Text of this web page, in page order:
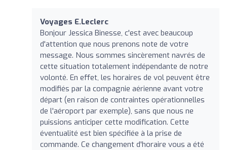
Voyages E.Leclerc
Bonjour Jessica Binesse, c'est avec beaucoup
d'attention que nous prenons note de votre
message. Nous sommes sincèrement navrés de
cette situation totalement indépendante de notre
volonté. En effet, les horaires de vol peuvent être
modifiés par la compagnie aérienne avant votre
départ (en raison de contraintes opérationnelles
de l'aéroport par exemple), sans que nous ne
puissions anticiper cette modification. Cette
éventualité est bien spécifiée à la prise de
commande. Ce changement d'horaire vous a été